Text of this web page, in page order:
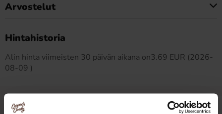
Arvostelut
Hintahistoria
Alin hinta viimeisten 30 päivän aikana on3.69 EUR (2026-
08-09 )